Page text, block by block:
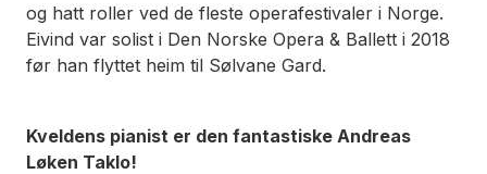
og hatt roller ved de fleste operafestivaler i Norge.
Eivind var solist i Den Norske Opera & Ballett i 2018
før han flyttet heim til Sølvane Gard.
Kveldens pianist er den fantastiske Andreas
Løken Taklo!